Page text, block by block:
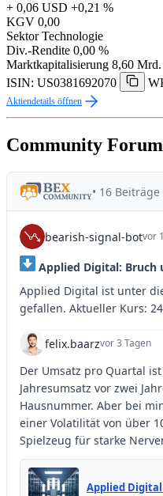
+ 0,06 USD +0,21 %
KGV 0,00
Sektor Technologie
Div.-Rendite 0,00 %
Marktkapitalisierung 8,60
ISIN: US0381692070
Aktiendetails öffnen
Community